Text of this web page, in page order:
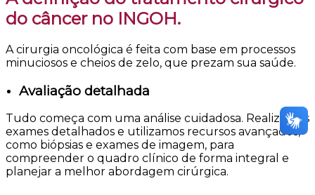
do câncer no INGOH.
A cirurgia oncológica é feita com base em processos
minuciosos e cheios de zelo, que prezam sua saúde.
Avaliação detalhada
Tudo começa com uma análise cuidadosa. Realizamos
exames detalhados e utilizamos recursos avançados,
como biópsias e exames de imagem, para
compreender o quadro clínico de forma integral e
planejar a melhor abordagem cirúrgica.